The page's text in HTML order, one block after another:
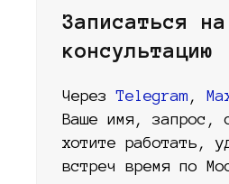
Записаться на
консультацию
ЧерезTelegram ,
Ваше имя, запрос,
хотите работать,
встреч время по